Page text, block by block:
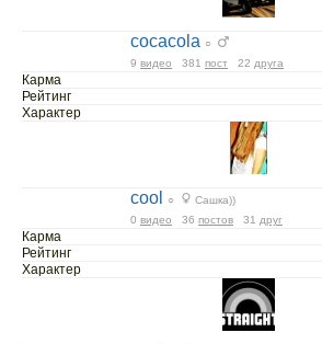
cocacola ○
9 видео 381 пост 22 друга
Карма
Рейтинг
Характер
cool ○
Сашка))
0 видео 36 постов 31 друг
Карма
Рейтинг
Характер